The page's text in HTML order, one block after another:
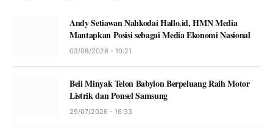
Andy Setiawan Nahkodai Hallo.id, HMN Media
Mantapkan Posisi sebagai Media Ekonomi Nasional
03/08/2026 - 10:21
Beli Minyak Telon Babylon Berpeluang Raih Motor
Listrik dan Ponsel Samsung
29/07/2026 - 16:33